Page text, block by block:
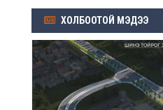
ХОЛБООТОЙ МЭДЭЭ